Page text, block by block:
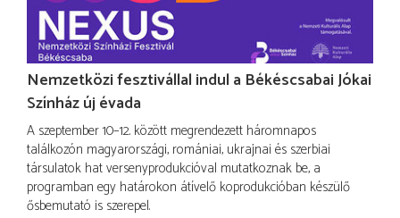
Nemzetközi fesztivállal indul a Békéscsabai Jókai
Színház új évada
A szeptember 10–12. között megrendezett háromnapos
találkozón magyarországi, romániai, ukrajnai és szerbiai
társulatok hat versenyprodukcióval mutatkoznak be, a
programban egy határokon átívelő koprodukcióban készülő
ősbemutató is szerepel.